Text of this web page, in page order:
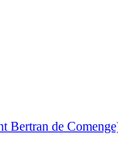
Bertran de